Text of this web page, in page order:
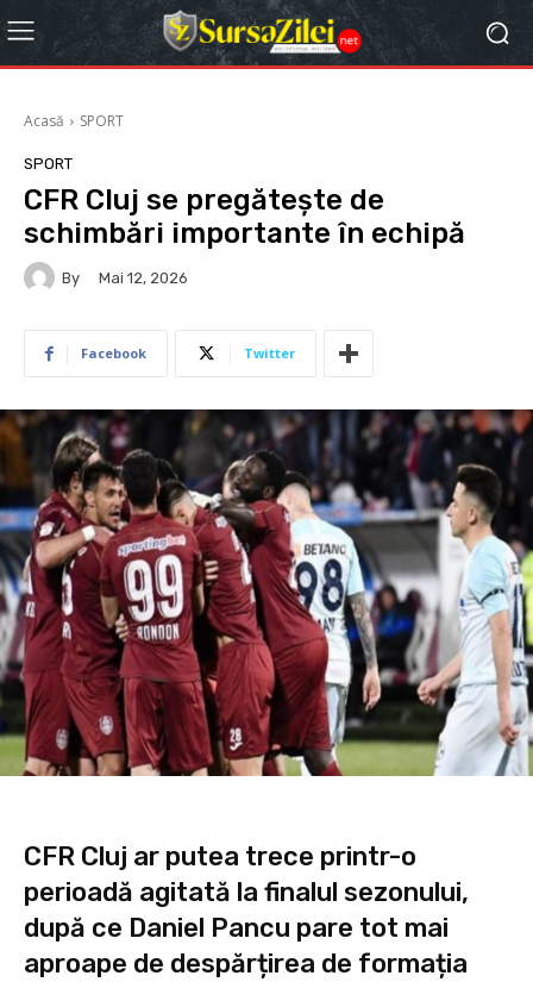
Acasă SPORT
SPORT
CFR Cluj se pregătește de
schimbări importante în echipă
By Mai 12, 2026
Facebook Twitter
CFR Cluj ar putea trece printr-o
perioadă agitată la finalul sezonului,
după ce Daniel Pancu pare tot mai
aproape de despărțirea de formația